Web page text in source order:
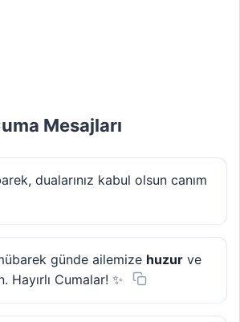
Mesajları
dualarınız kabul olsun canım
günde ailemize huzur ve
Hayırlı Cumalar! ✨